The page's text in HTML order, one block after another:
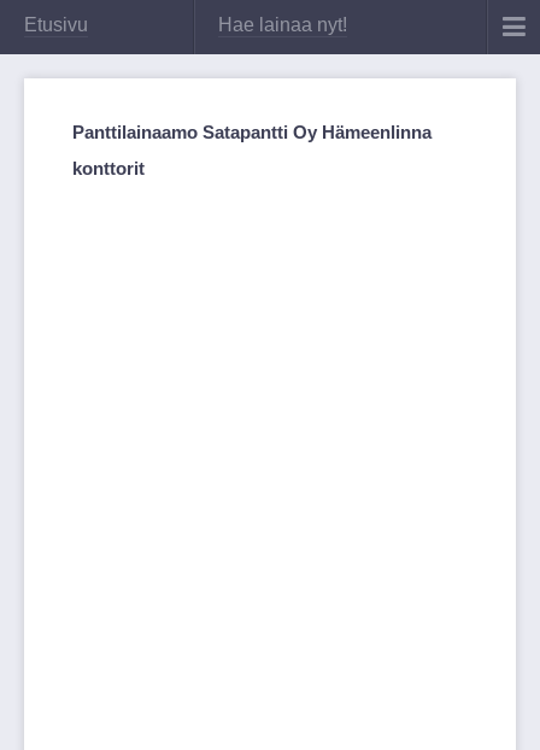
Etusivu Hae lainaa nyt!
Panttilainaamo Satapantti Oy Hämeenlinna
konttorit